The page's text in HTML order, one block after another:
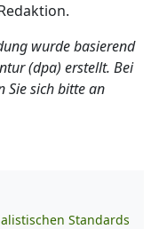
wurde basierend
(dpa) erstellt. Bei
Sie sich bitte an
Standards